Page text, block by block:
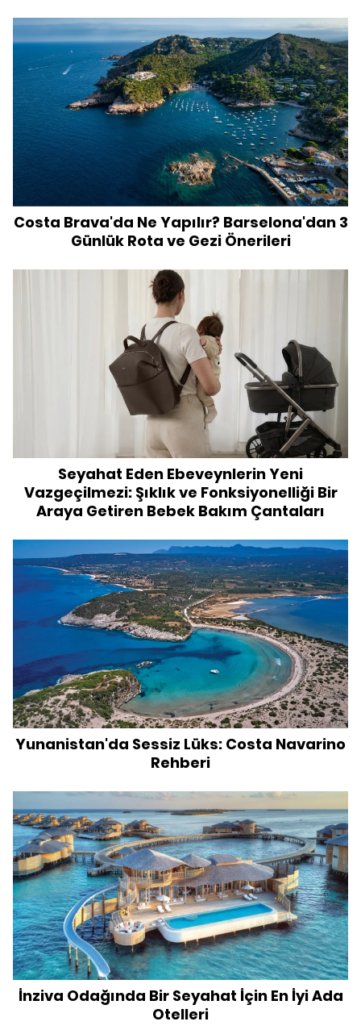
Costa Brava'da Ne Yapılır? Barselona'dan 3
Günlük Rota ve Gezi Önerileri
Seyahat Eden Ebeveynlerin Yeni
Vazgeçilmezi: Şıklık ve Fonksiyonelliği Bir
Araya Getiren Bebek Bakım Çantaları
Yunanistan'da Sessiz Lüks: Costa Navarino
Rehberi
İnziva Odağında Bir Seyahat İçin En İyi Ada
Otelleri